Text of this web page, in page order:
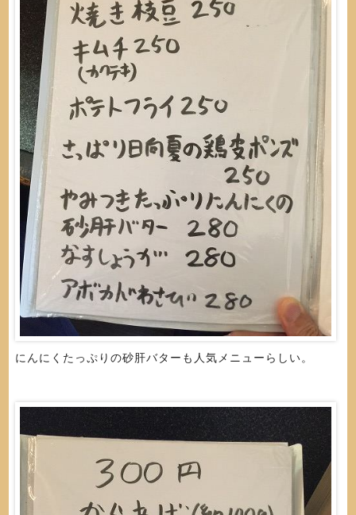
にんにくたっぷりの砂肝バターも人気メニューらしい。